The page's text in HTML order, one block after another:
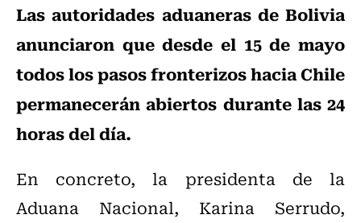
Las autoridades aduaneras de Bolivia
anunciaron que desde el 15 de mayo
todos los pasos fronterizos hacia Chile
permanecerán abiertos durante las 24
horas del día.
En concreto, la presidenta de la
Aduana Nacional, Karina Serrudo,